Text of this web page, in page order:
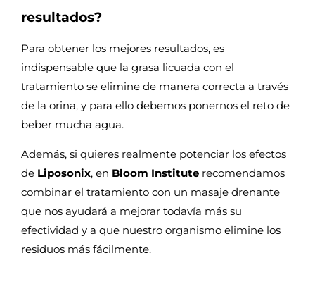
resultados?
Para obtener los mejores resultados, es
indispensable que la grasa licuada con el
tratamiento se elimine de manera correcta a través
de la orina, y para ello debemos ponernos el reto de
beber mucha agua.
Además, si quieres realmente potenciar los efectos
de Liposonix, en Bloom Institute recomendamos
combinar el tratamiento con un masaje drenante
que nos ayudará a mejorar todavía más su
efectividad y a que nuestro organismo elimine los
residuos más fácilmente.